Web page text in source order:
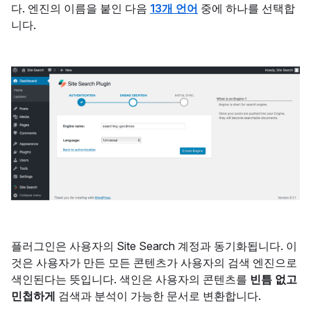
다. 엔진의 이름을 붙인 다음 13개 언어 중에 하나를 선택합
니다.
플러그인은 사용자의 Site Search 계정과 동기화됩니다. 이
것은 사용자가 만든 모든 콘텐츠가 사용자의 검색 엔진으로
색인된다는 뜻입니다. 색인은 사용자의 콘텐츠를 빈틈 없고
민첩하게 검색과 분석이 가능한 문서로 변환합니다.